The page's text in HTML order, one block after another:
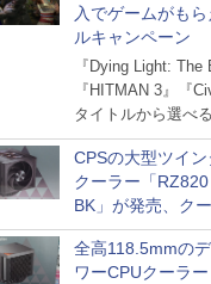
入でゲームがも
ルキャンペーン
『Dying Light: The
『HITMAN 3』『
タイトルから選べる
CPSの大型ツイ
クーラー「
BK」が発売、クー
プに5インチ液晶
全高118.5mmの
ワーCPUクーラ